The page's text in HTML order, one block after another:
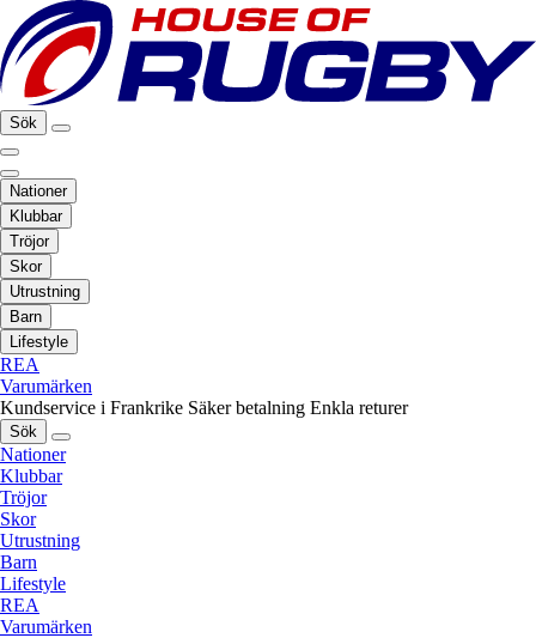
Sök
Nationer
Klubbar
Tröjor
Skor
Utrustning
Barn
Lifestyle
REA
Varumärken
Kundservice i Frankrike Säker betalning Enkla returer
Sök
Nationer
Klubbar
Tröjor
Skor
Utrustning
Barn
Lifestyle
REA
Varumärken